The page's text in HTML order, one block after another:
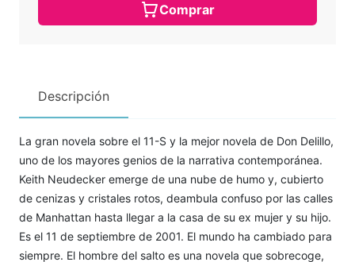
Comprar
Descripción
La gran novela sobre el 11-S y la mejor novela de Don Delillo,
uno de los mayores genios de la narrativa contemporánea.
Keith Neudecker emerge de una nube de humo y, cubierto
de cenizas y cristales rotos, deambula confuso por las calles
de Manhattan hasta llegar a la casa de su ex mujer y su hijo.
Es el 11 de septiembre de 2001. El mundo ha cambiado para
siempre. El hombre del salto es una novela que sobrecoge,